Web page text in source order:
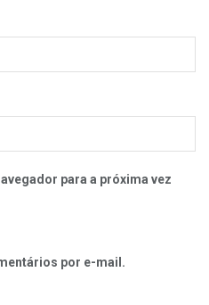
para a próxima vez
por e-mail.